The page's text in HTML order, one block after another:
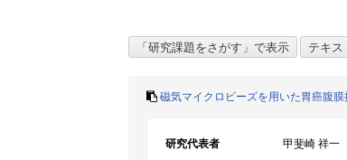
磁気マイクロビーズを用いた胃癌腹
研究代表者
甲斐崎 祥一